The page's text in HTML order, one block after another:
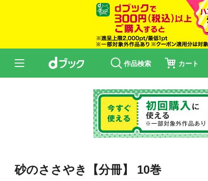
作品検索 カート
砂のささやき【分冊】 10巻